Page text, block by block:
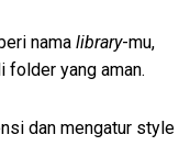
nama library-mu,
folder yang aman.
dan mengatur style